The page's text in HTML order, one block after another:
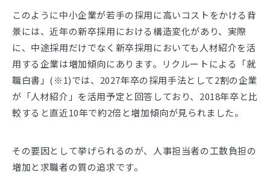
このように中小企業が若手の採用に高いコストをかける背
景には、近年の新卒採用における構造変化があり、実際
に、中途採用だけでなく新卒採用においても人材紹介を活
用する企業は増加傾向にあります。リクルートによる「就
職白書」(※1)では、2027年卒の採用手法として2割の企業
が「人材紹介」を活用予定と回答しており、2018年卒と比
較すると直近10年で約2倍と増加傾向が見られました。
その要因として挙げられるのが、人事担当者の工数負担の
増加と求職者の質の追求です。